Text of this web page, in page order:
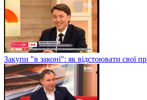
Закупи "в законі": як відстоювати свої